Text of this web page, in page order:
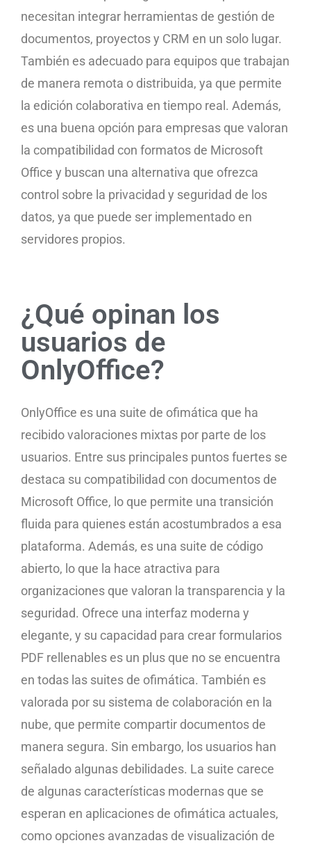
necesitan integrar herramientas de gestión de
documentos, proyectos y CRM en un solo lugar.
También es adecuado para equipos que trabajan
de manera remota o distribuida, ya que permite
la edición colaborativa en tiempo real. Además,
es una buena opción para empresas que valoran
la compatibilidad con formatos de Microsoft
Office y buscan una alternativa que ofrezca
control sobre la privacidad y seguridad de los
datos, ya que puede ser implementado en
servidores propios.
¿Qué opinan los
usuarios de
OnlyOffice?
OnlyOffice es una suite de ofimática que ha
recibido valoraciones mixtas por parte de los
usuarios. Entre sus principales puntos fuertes se
destaca su compatibilidad con documentos de
Microsoft Office, lo que permite una transición
fluida para quienes están acostumbrados a esa
plataforma. Además, es una suite de código
abierto, lo que la hace atractiva para
organizaciones que valoran la transparencia y la
seguridad. Ofrece una interfaz moderna y
elegante, y su capacidad para crear formularios
PDF rellenables es un plus que no se encuentra
en todas las suites de ofimática. También es
valorada por su sistema de colaboración en la
nube, que permite compartir documentos de
manera segura. Sin embargo, los usuarios han
señalado algunas debilidades. La suite carece
de algunas características modernas que se
esperan en aplicaciones de ofimática actuales,
como opciones avanzadas de visualización de